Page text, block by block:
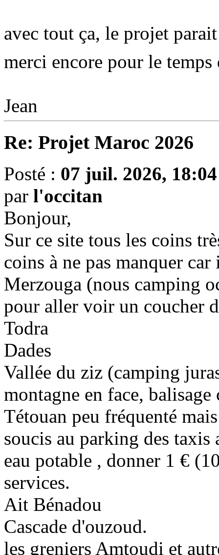
avec tout ça, le projet
merci encore pour le
Jean
Re: Projet Maroc 2026
Posté : 07 juil. 2026, 18:04
par l'occitan
Bonjour,
Sur ce site tous les coins
coins à ne pas manquer
Merzouga (nous camping
pour aller voir un coucher
Todra
Dades
Vallée du ziz (camping
montagne en face,
Tétouan peu fréquenté
soucis au parking des
eau potable , donner 1 €
services.
Ait Bénadou
Cascade d'ouzoud.
les greniers Amtoudi et